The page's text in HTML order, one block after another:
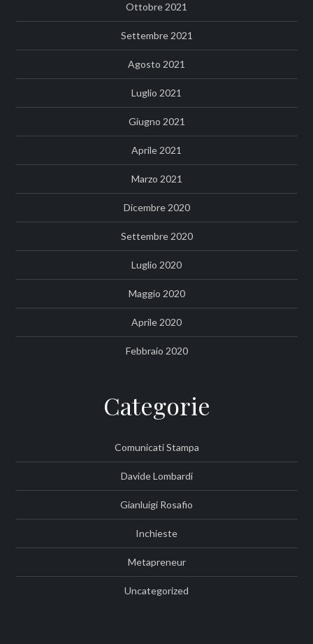
Ottobre 2021
Settembre 2021
Agosto 2021
Luglio 2021
Giugno 2021
Aprile 2021
Marzo 2021
Dicembre 2020
Settembre 2020
Luglio 2020
Maggio 2020
Aprile 2020
Febbraio 2020
Categorie
Comunicati Stampa
Davide Lombardi
Gianluigi Rosafio
Inchieste
Metapreneur
Uncategorized